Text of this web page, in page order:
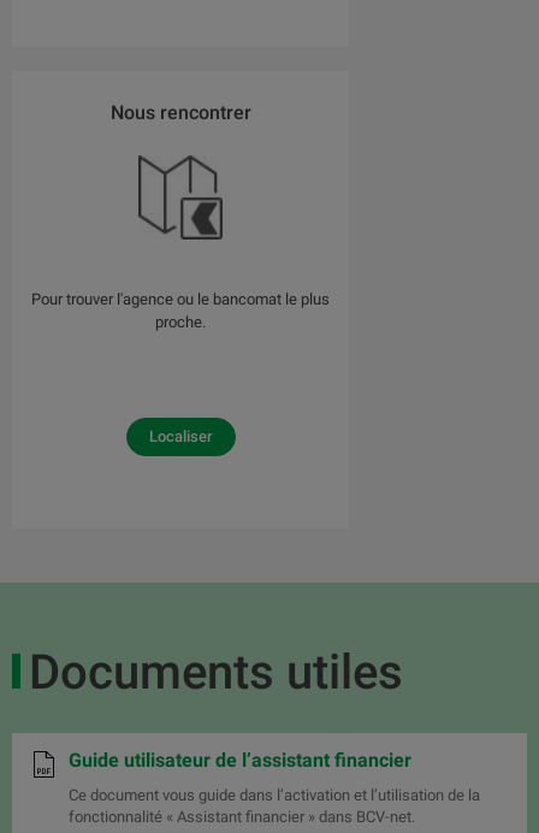
Nous rencontrer
Pour trouver l'agence ou le bancomat le plus
proche.
Localiser
Documents utiles
Guide utilisateur de l’assistant financier
Ce document vous guide dans l’activation et l’utilisation de la
fonctionnalité « Assistant financier » dans BCV-net.